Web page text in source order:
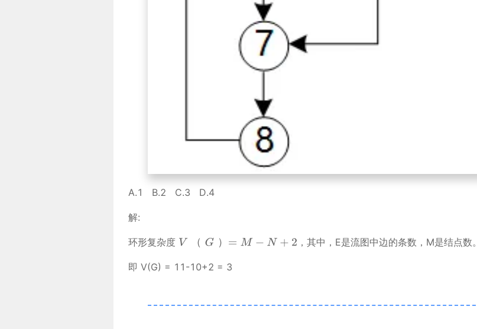
A.1 B.2 C.3 D.4
解:
环形复杂度 （ ） ，其中，E是流图中边的条数，M是结点数。
即 V(G) = 11-10+2 = 3